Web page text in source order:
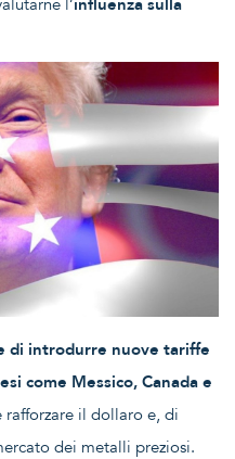
di introdurre nuove tariffe
come Messico, Canada e
rafforzare il dollaro e, di
dei metalli preziosi.